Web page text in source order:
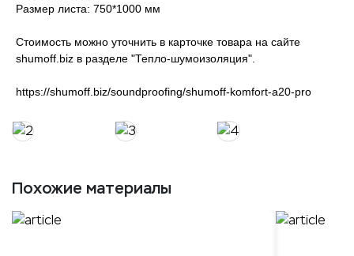
Размер листа: 750*1000 мм
Стоимость можно уточнить в карточке товара на сайте
shumoff.biz в разделе "Тепло-шумоизоляция".
https://shumoff.biz/soundproofing/shumoff-komfort-a20-pro
Похожие материалы